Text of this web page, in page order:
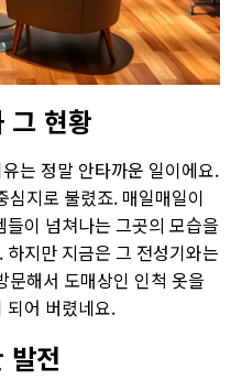
그 현황
는 정말 안타까운 일이에요.
지로 불렸죠. 매일매일이
이 넘쳐나는 그곳의 모습을
지만 지금은 그 전성기와는
해서 도매상인 인척 옷을
되어 버렸네요.
발전